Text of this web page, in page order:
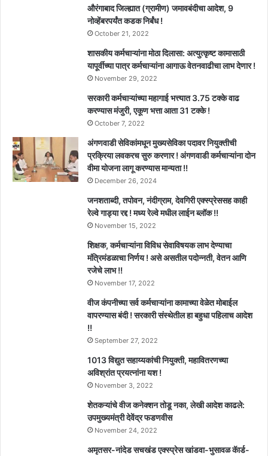
औरंगाबाद जिल्ह्यात (ग्रामीण) जमावबंदीचा आदेश, 9
नोव्हेंबरपर्यंत कडक निर्बंध !
October 21, 2022
शासकीय कर्मचाऱ्यांना मोठा दिलासा: अत्युत्कृष्ट कामासाठी
यापूर्वीच्या पात्र कर्मचाऱ्यांना आगाऊ वेतनवाढीचा लाभ देणार !
November 29, 2022
सरकारी कर्मचाऱ्यांच्या महागाई भत्त्यात 3.75 टक्के वाढ
करण्यास मंजुरी, एकूण भत्ता आता 31 टक्के !
October 7, 2022
अंगणवाडी सेविकांमधून मुख्यसेविका पदावर नियुक्तीची
प्रक्रिया लवकरच सुरु करणार ! अंगणवाडी कर्मचाऱ्यांना दोन
वीमा योजना लागू करण्यास मान्यता !!
December 26, 2024
जनशताब्दी, तपोवन, नंदीग्राम, देवगिरी एक्स्प्रेससह काही
रेल्वे गाड्या रद्द ! मध्य रेल्वे मधील लाईन ब्लॉक !!
November 15, 2022
शिक्षक, कर्मचाऱ्यांना विविध सेवाविषयक लाभ देण्याचा
मंत्रिमंडळाचा निर्णय ! असे असतील पदोन्नती, वेतन आणि
रजेचे लाभ !!
November 17, 2022
वीज कंपनीच्या सर्व कर्मचाऱ्यांना कामाच्या वेळेत मोबाईल
वापरण्यास बंदी ! सरकारी संस्थेतील हा बहुधा पहिलाच आदेश
!!
September 27, 2022
1013 विद्युत सहाय्यकांची नियुक्ती, महावितरणच्या
अविश्रांत प्रयत्नांना यश !
November 3, 2022
शेतकऱ्यांचे वीज कनेक्शन तोडू नका, लेखी आदेश काढले:
उपमुख्यमंत्री देवेंद्र फडणवीस
November 24, 2022
अमृतसर-नांदेड सचखंड एक्स्प्रेस खांडवा-भुसावळ कॅार्ड-